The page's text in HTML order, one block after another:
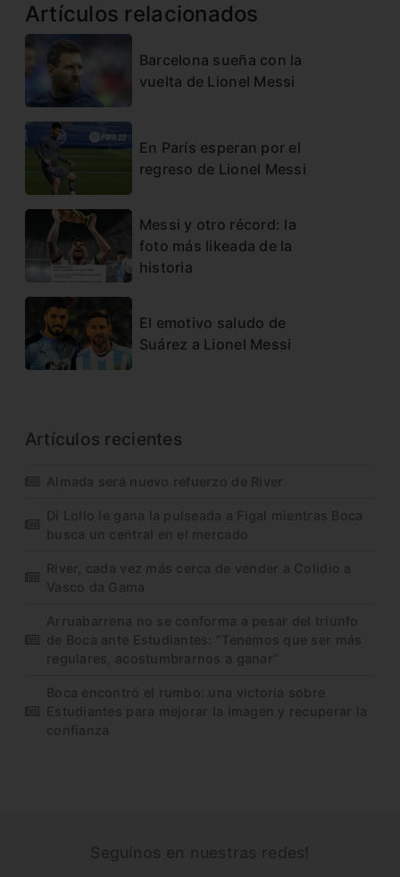
Artículos relacionados
Barcelona sueña con la
vuelta de Lionel Messi
En París esperan por el
regreso de Lionel Messi
Messi y otro récord: la
foto más likeada de la
historia
El emotivo saludo de
Suárez a Lionel Messi
Artículos recientes
Almada será nuevo refuerzo de River
Di Lollo le gana la pulseada a Figal mientras Boca
busca un central en el mercado
River, cada vez más cerca de vender a Colidio a
Vasco da Gama
Arruabarrena no se conforma a pesar del triunfo
de Boca ante Estudiantes: “Tenemos que ser más
regulares, acostumbrarnos a ganar”
Boca encontró el rumbo: una victoria sobre
Estudiantes para mejorar la imagen y recuperar la
confianza